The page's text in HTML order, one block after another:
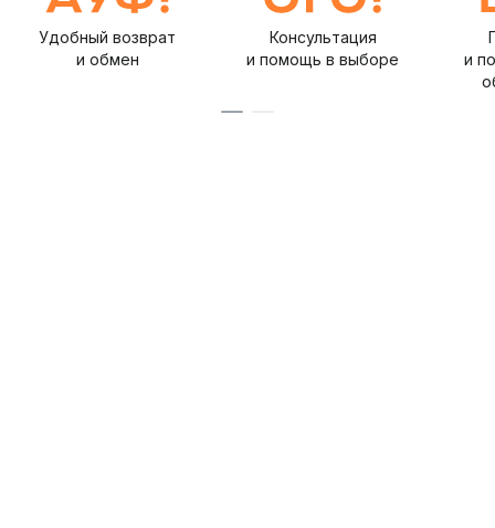
Удобный возврат
и обмен
Консультация
и помощь в выборе
и